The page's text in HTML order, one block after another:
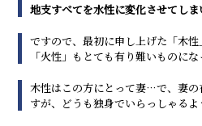
地支すべてを水性に変化させてしま
ですので、最初に申し上げた「木
「火性」もとても有り難いものにな
木性はこの方にとって妻…で、妻
すが、どうも独身でいらっしゃるよ